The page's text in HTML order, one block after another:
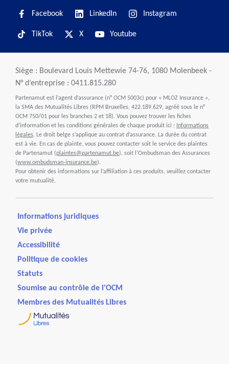
Facebook LinkedIn Instagram
TikTok X Youtube
Siège : Boulevard Louis Mettewie 74-76, 1080 Molenbeek -
N° d’entreprise : 0411.815.280
Partenamut est l’agent d’assurance (n° OCM 5003c) pour « MLOZ Insurance »,
la SMA des Mutualités Libres (RPM Bruxelles, 422.189.629, agréé sous le n°
OCM 750/01 pour les branches 2 et 18). Vous pouvez trouver les fiches
d’information et les conditions générales de chaque produit ici : Informations
légales. Le droit belge s’applique au contrat d’assurance. La durée du contrat
est à vie. En cas de plainte, vous pouvez contacter soit le service des plaintes
de Partenamut (plaintes@partenamut.be), soit l’Ombudsman des Assurances
(www.ombudsman-insurance.be).
Pour obtenir des informations sur l’affiliation à ces produits, veuillez contacter
votre mutualité.
Informations juridiques
Vie privée
Accessibilité
Politique de cookies
Statuts
Soumise au contrôle de l'OCM
Membres des Mutualités Libres